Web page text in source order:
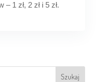
1 zł, 2 zł i 5 zł.